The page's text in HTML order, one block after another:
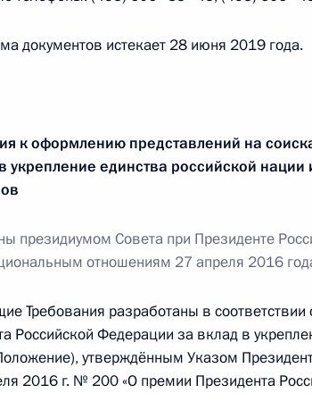
с изменением климата и обеспечением
года, понедельник
рабочей группы по реализации
миграционной политики
года, 16:00
лауреаты Госпремии 2018 года
года, 12:50 Москва, Кремль
документов истекает 28 июня 2019 года.
к оформлению представлений на
укрепление единства российской
президиумом Совета при Президенте
отношениям 27 апреля 2016
Требования разработаны в
Российской Федерации за вклад в
утверждённым Указом
2016 г. № 200 «О премии Президента